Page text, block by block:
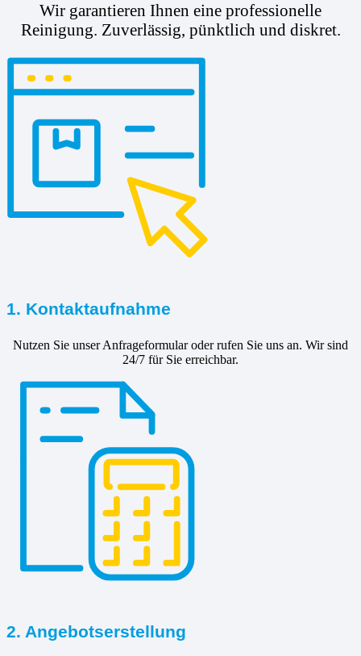
Wir garantieren Ihnen eine professionelle
Reinigung. Zuverlässig, pünktlich und diskret.
1. Kontaktaufnahme
Nutzen Sie unser Anfrageformular oder rufen Sie uns an. Wir sind
24/7 für Sie erreichbar.
2. Angebotserstellung